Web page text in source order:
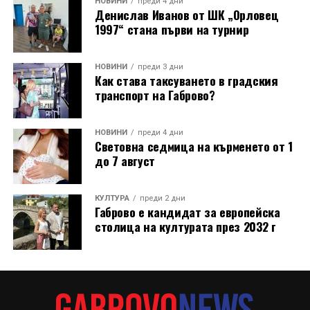
тавите с вечерята, която по-късно бе споделена на
открито в нощния музей.
Лекционният модул от първия ден (31 юли)
предложи теоретична основа и дискусии,
свързващи историческото наследство със
съвременния начин на живот: Арх. Николай
Маринов и д-р инж. Петя Груева от сдружение
„Мещра“ откриха програмата с лекция за
принципите на отоплителните системи в
традиционната архитектура.
В следващ панел арх. Маринов представи и
съвременни алтернативи за отопление на дърва при
еднофамилни сгради.
Денислав Иванов от ШК „Орловец
1997“ стана първи на турнир
НОВИНИ преди 3 дни
Как става таксуването в градския
транспорт на Габрово?
НОВИНИ преди 4 дни
Световна седмица на кърменето от 1
до 7 август
КУЛТУРА преди 2 дни
Габрово е кандидат за европейска
столица на културата през 2032 г